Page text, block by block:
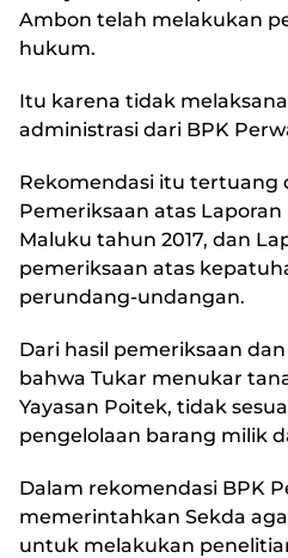
Ambon telah melakukan
hukum.
Itu karena tidak
administrasi dari BPK
Rekomendasi itu tertuang
Pemeriksaan atas
Maluku tahun 2017, dan
pemeriksaan atas
perundang-undangan.
Dari hasil pemeriksaan
bahwa Tukar menukar
Yayasan Poitek, tidak
pengelolaan barang milik
Dalam rekomendasi BPK
memerintahkan Sekda
untuk melakukan